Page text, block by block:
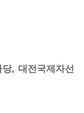
, 대전국제자선